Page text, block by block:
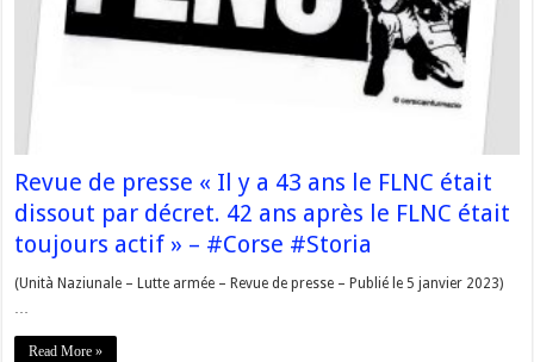
Revue de presse « Il y a 43 ans le FLNC était
dissout par décret. 42 ans après le FLNC était
toujours actif » – #Corse #Storia
(Unità Naziunale – Lutte armée – Revue de presse – Publié le 5 janvier 2023)
…
Read More »